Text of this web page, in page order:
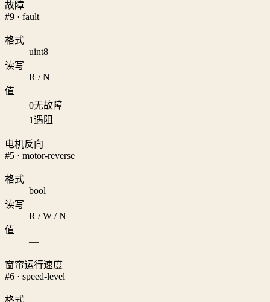
故障
#9 · fault
格式
uint8
读写
R / N
值
0无故障
1遇阻
电机反向
#5 · motor-reverse
格式
bool
读写
R / W / N
值
—
窗帘运行速度
#6 · speed-level
格式